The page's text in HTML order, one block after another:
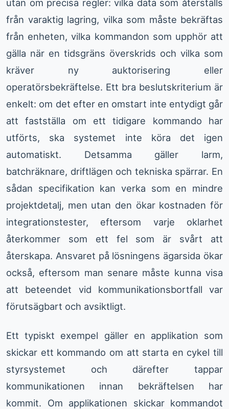
utan om precisa regler: vilka data som återställs
från varaktig lagring, vilka som måste bekräftas
från enheten, vilka kommandon som upphör att
gälla när en tidsgräns överskrids och vilka som
kräver ny auktorisering eller
operatörsbekräftelse. Ett bra beslutskriterium är
enkelt: om det efter en omstart inte entydigt går
att fastställa om ett tidigare kommando har
utförts, ska systemet inte köra det igen
automatiskt. Detsamma gäller larm,
batchräknare, driftlägen och tekniska spärrar. En
sådan specifikation kan verka som en mindre
projektdetalj, men utan den ökar kostnaden för
integrationstester, eftersom varje oklarhet
återkommer som ett fel som är svårt att
återskapa. Ansvaret på lösningens ägarsida ökar
också, eftersom man senare måste kunna visa
att beteendet vid kommunikationsbortfall var
förutsägbart och avsiktligt.
Ett typiskt exempel gäller en applikation som
skickar ett kommando om att starta en cykel till
styrsystemet och därefter tappar
kommunikationen innan bekräftelsen har
kommit. Om applikationen skickar kommandot